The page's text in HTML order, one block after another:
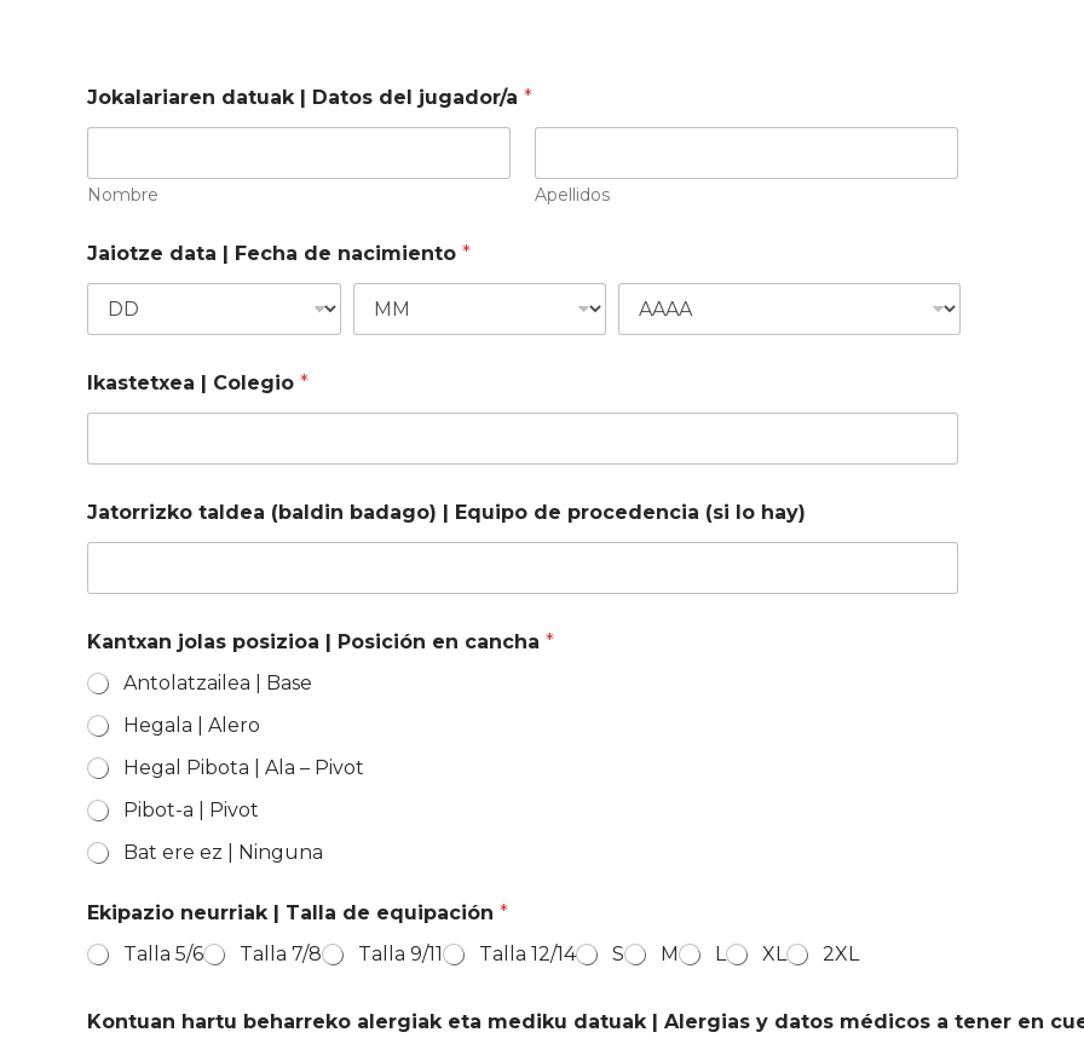
Jokalariaren datuak | Datos del jugador/a *
Nombre Apellidos
Jaiotze data | Fecha de nacimiento *
Ikastetxea | Colegio *
Jatorrizko taldea (baldin badago) | Equipo de procedencia (si lo hay)
Kantxan jolas posizioa | Posición en cancha *
Antolatzailea | Base
Hegala | Alero
Hegal Pibota | Ala – Pivot
Pibot-a | Pivot
Bat ere ez | Ninguna
Ekipazio neurriak | Talla de equipación *
Talla 5/6
Talla 7/8 Talla 9/11 Talla 12/14 S M L XL 2XL
Kontuan hartu beharreko alergiak eta mediku datuak | Alergias y datos médicos a tener en